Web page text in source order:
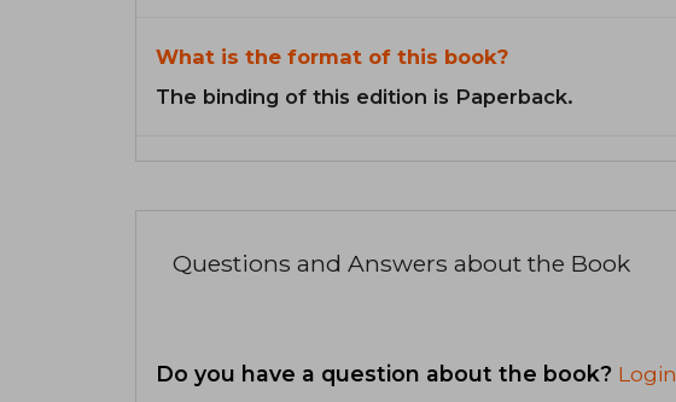
What is the format of this book?
The binding of this edition is Paperback.
Questions and Answers about the Book
Do you have a question about the book? Login